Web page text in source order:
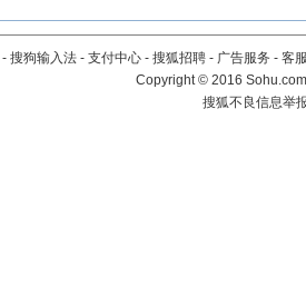
- 搜狗输入法 - 支付中心 - 搜狐招聘 - 广告服务 - 客
Copyright©2016
搜狐不良信息举